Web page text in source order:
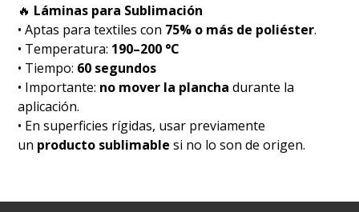
🔥 Láminas para Sublimación
• Aptas para textiles con 75% o más de poliéster.
• Temperatura: 190–200 °C
• Tiempo: 60 segundos
• Importante: no mover la plancha durante la
aplicación.
• En superficies rígidas, usar previamente
un producto sublimable si no lo son de origen.